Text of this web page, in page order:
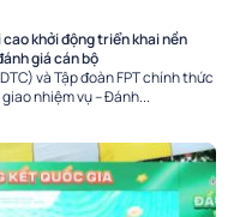
cao khởi động triển khai nền
giá cán bộ
và Tập đoàn FPT chính thức
nhiệm vụ – Đánh...